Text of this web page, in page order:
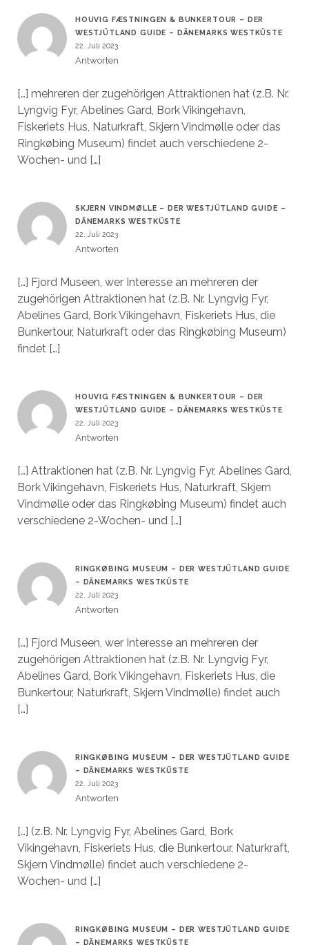
HOUVIG FÆSTNINGEN & BUNKERTOUR – DER
WESTJÜTLAND GUIDE – DÄNEMARKS WESTKÜSTE
22. Juli 2023
Antworten
[…] mehreren der zugehörigen Attraktionen hat (z.B. Nr.
Lyngvig Fyr, Abelines Gard, Bork Vikingehavn,
Fiskeriets Hus, Naturkraft, Skjern Vindmølle oder das
Ringkøbing Museum) findet auch verschiedene 2-
Wochen- und […]
SKJERN VINDMØLLE – DER WESTJÜTLAND GUIDE –
DÄNEMARKS WESTKÜSTE
22. Juli 2023
Antworten
[…] Fjord Museen, wer Interesse an mehreren der
zugehörigen Attraktionen hat (z.B. Nr. Lyngvig Fyr,
Abelines Gard, Bork Vikingehavn, Fiskeriets Hus, die
Bunkertour, Naturkraft oder das Ringkøbing Museum)
findet […]
HOUVIG FÆSTNINGEN & BUNKERTOUR – DER
WESTJÜTLAND GUIDE – DÄNEMARKS WESTKÜSTE
22. Juli 2023
Antworten
[…] Attraktionen hat (z.B. Nr. Lyngvig Fyr, Abelines Gard,
Bork Vikingehavn, Fiskeriets Hus, Naturkraft, Skjern
Vindmølle oder das Ringkøbing Museum) findet auch
verschiedene 2-Wochen- und […]
RINGKØBING MUSEUM – DER WESTJÜTLAND GUIDE
– DÄNEMARKS WESTKÜSTE
22. Juli 2023
Antworten
[…] Fjord Museen, wer Interesse an mehreren der
zugehörigen Attraktionen hat (z.B. Nr. Lyngvig Fyr,
Abelines Gard, Bork Vikingehavn, Fiskeriets Hus, die
Bunkertour, Naturkraft, Skjern Vindmølle) findet auch
[…]
RINGKØBING MUSEUM – DER WESTJÜTLAND GUIDE
– DÄNEMARKS WESTKÜSTE
22. Juli 2023
Antworten
[…] (z.B. Nr. Lyngvig Fyr, Abelines Gard, Bork
Vikingehavn, Fiskeriets Hus, die Bunkertour, Naturkraft,
Skjern Vindmølle) findet auch verschiedene 2-
Wochen- und […]
RINGKØBING MUSEUM – DER WESTJÜTLAND GUIDE
– DÄNEMARKS WESTKÜSTE